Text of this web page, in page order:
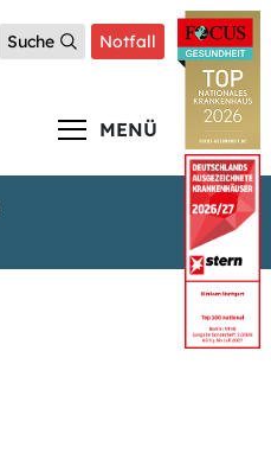
Suche Notfall
MENÜ